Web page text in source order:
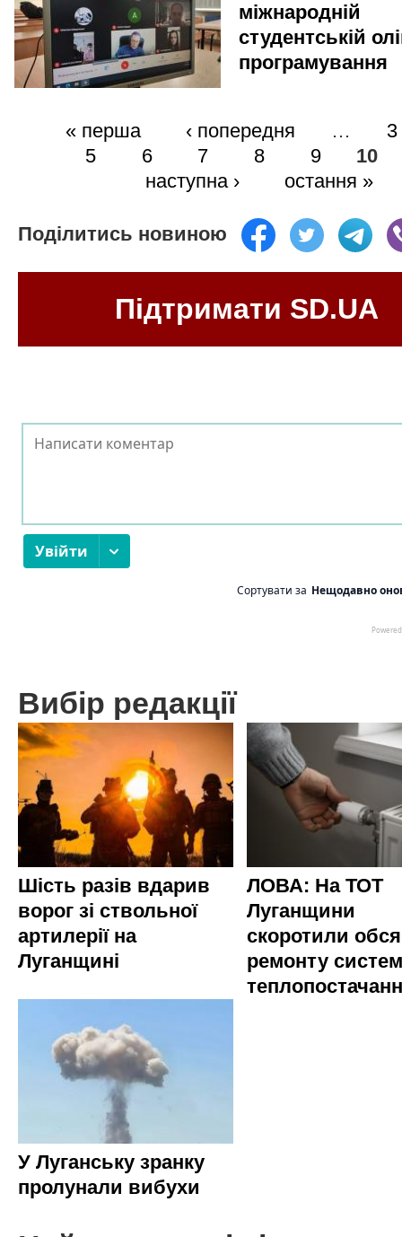
міжнародній
студентській
програмування
« перша ‹ попередня …
3
5
6 7 8 9
10
наступна ›
остання »
Поділитись новиною
Підтримати SD.UA
Вибір редакції
Шість разів вдарив
ворог зі ствольної
артилерії на
Луганщині
ЛОВА: На ТОТ
Луганщини
скоротили
ремонту
У Луганську зранку
пролунали вибухи